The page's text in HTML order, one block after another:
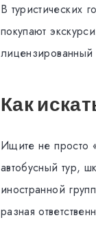
В туристических
покупают
лицензированный
Как
Ищите не просто
автобусный тур,
иностранной
разная